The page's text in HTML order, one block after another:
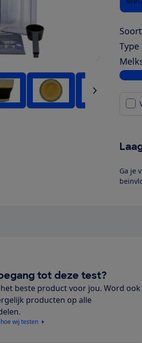
Bekijk
Ga je
tot deze test?
beste product voor jou. Word ook
producten op alle
wij testen